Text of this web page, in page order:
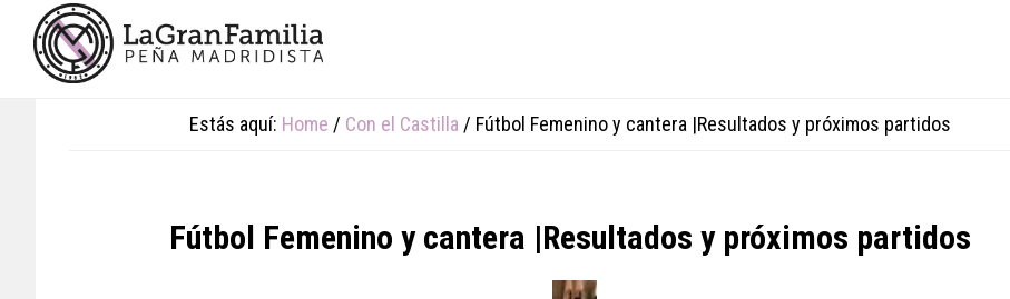
primary
footer
Estás aquí: Home / Con el Castilla / Fútbol Femenino y cantera |Resultados y próximos partidos
Fútbol Femenino y cantera |Resultados y próximos partidos